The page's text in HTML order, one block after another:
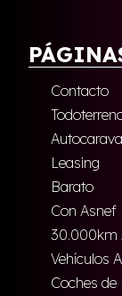
Contacto
Leasing
Barato
Con Asnef
30.000km
Vehículos
Coches de